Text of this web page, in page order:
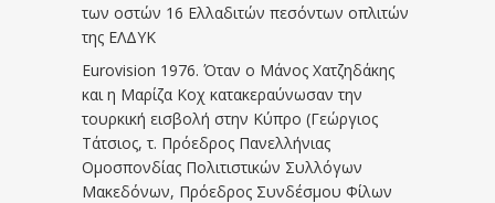
των οστών 16 Ελλαδιτών πεσόντων οπλιτών
της ΕΛΔΥΚ
Eurovision 1976. Όταν ο Μάνος Χατζηδάκης
και η Μαρίζα Κοχ κατακεραύνωσαν την
τουρκική εισβολή στην Κύπρο (Γεώργιος
Τάτσιος, τ. Πρόεδρος Πανελλήνιας
Ομοσπονδίας Πολιτιστικών Συλλόγων
Μακεδόνων, Πρόεδρος Συνδέσμου Φίλων